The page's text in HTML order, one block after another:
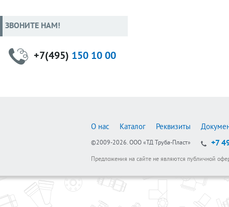
ЗВОНИТЕ НАМ!
+7(495) 150 10 00
О нас Каталог Реквизиты
©2009-2026. ООО «ТД Труба-Пласт» +7
Предложения на сайте не являются публичной